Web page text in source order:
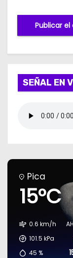
SEÑAL EN
Pica
15°C
0.6 km/h
101.5 kPa
45 %